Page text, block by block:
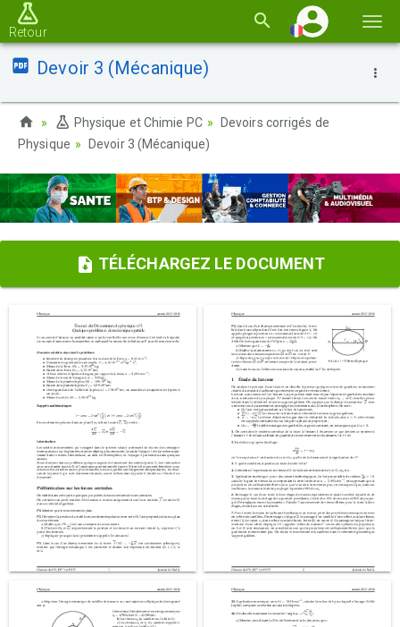
la
Retour
Devoir 3 (Mécanique)
Physique et Chimie PC
Devoirs corrigés de
Physique
Devoir 3 (Mécanique)
TÉLÉCHARGEZ LE DOCUMENT